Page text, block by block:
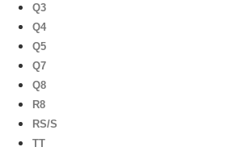
Q3
Q4
Q5
Q7
Q8
R8
RS/S
TT